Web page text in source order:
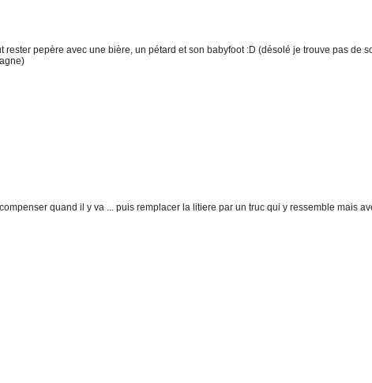
pepère avec une bière, un pétard et son babyfoot :D (désolé je trouve pas de
quand il y va ... puis remplacer la litiere par un truc qui y ressemble mais